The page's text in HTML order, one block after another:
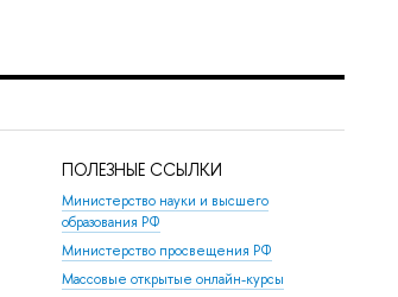
ПОЛЕЗНЫЕ ССЫЛКИ
Министерство науки и высшего
образования РФ
Министерство просвещения РФ
Массовые открытые онлайн-курсы